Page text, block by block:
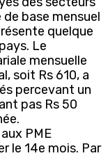
base mensuel
quelque
Le
mensuelle
soit Rs 610, a
percevant un
pas Rs 50
PME
le 14e mois. Par